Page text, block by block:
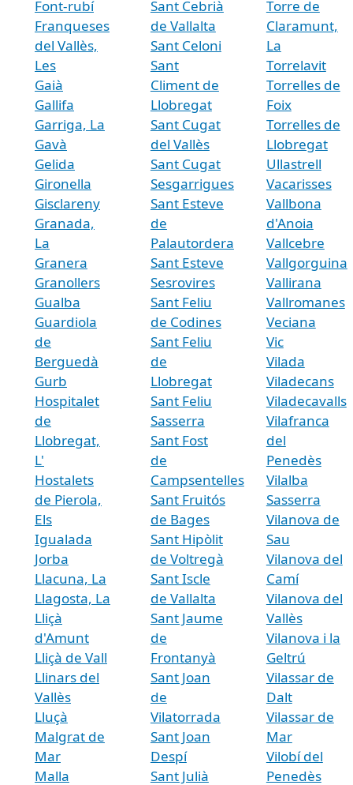
Font-rubí
Franqueses
del Vallès,
Les
Gaià
Gallifa
Garriga, La
Gavà
Gelida
Gironella
Gisclareny
Granada,
La
Granera
Granollers
Gualba
Guardiola
de
Berguedà
Gurb
Hospitalet
de
Llobregat,
L'
Hostalets
de Pierola,
Els
Igualada
Jorba
Llacuna, La
Llagosta, La
Lliçà
d'Amunt
Lliçà de Vall
Llinars del
Vallès
Lluçà
Malgrat de
Mar
Malla
Sant Cebrià
de Vallalta
Sant Celoni
Sant
Climent de
Llobregat
Sant Cugat
del Vallès
Sant Cugat
Sesgarrigues
Sant Esteve
de
Palautordera
Sant Esteve
Sesrovires
Sant Feliu
de Codines
Sant Feliu
de
Llobregat
Sant Feliu
Sasserra
Sant Fost
de
Campsentelles
Sant Fruitós
de Bages
Sant Hipòlit
de Voltregà
Sant Iscle
de Vallalta
Sant Jaume
de
Frontanyà
Sant Joan
de
Vilatorrada
Sant Joan
Despí
Sant Julià
Torre de
Claramunt,
La
Torrelavit
Torrelles de
Foix
Torrelles de
Llobregat
Ullastrell
Vacarisses
Vallbona
d'Anoia
Vallcebre
Vallgorguina
Vallirana
Vallromanes
Veciana
Vic
Vilada
Viladecans
Viladecavalls
Vilafranca
del
Penedès
Vilalba
Sasserra
Vilanova de
Sau
Vilanova del
Camí
Vilanova del
Vallès
Vilanova i la
Geltrú
Vilassar de
Dalt
Vilassar de
Mar
Vilobí del
Penedès